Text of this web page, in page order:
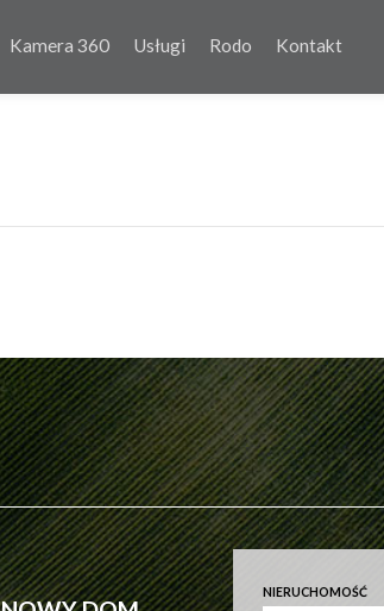
Kamera 360 Usługi Rodo Kontakt
NIERUCHOMOŚĆ